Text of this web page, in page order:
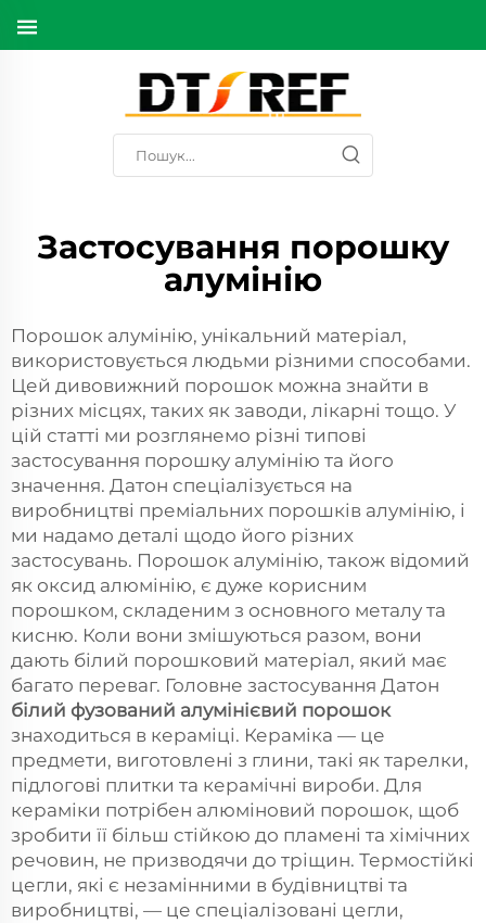
Застосування порошку
алумінію
Порошок алумінію, унікальний матеріал,
використовується людьми різними способами.
Цей дивовижний порошок можна знайти в
різних місцях, таких як заводи, лікарні тощо. У
цій статті ми розглянемо різні типові
застосування порошку алумінію та його
значення. Датон спеціалізується на
виробництві преміальних порошків алумінію, і
ми надамо деталі щодо його різних
застосувань. Порошок алумінію, також відомий
як оксид алюмінію, є дуже корисним
порошком, складеним з основного металу та
кисню. Коли вони змішуються разом, вони
дають білий порошковий матеріал, який має
багато переваг. Головне застосування Датон
білий фузований алумінієвий порошок
знаходиться в кераміці. Кераміка — це
предмети, виготовлені з глини, такі як тарелки,
підлогові плитки та керамічні вироби. Для
кераміки потрібен алюміновий порошок, щоб
зробити її більш стійкою до пламені та хімічних
речовин, не призводячи до тріщин. Термостійкі
цегли, які є незамінними в будівництві та
виробництві, — це спеціалізовані цегли,